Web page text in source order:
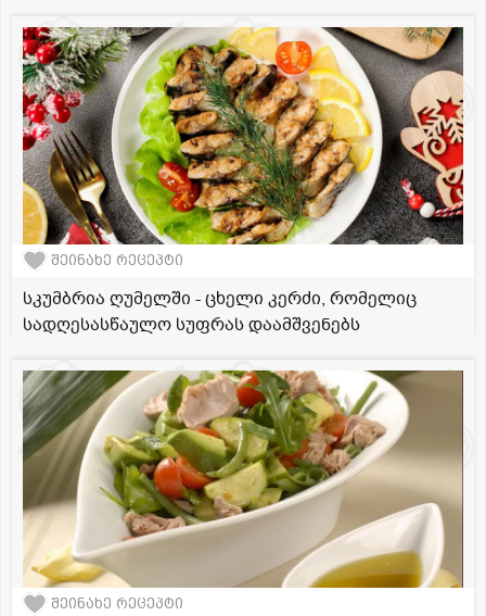
შეინახე რეცეპტი
სკუმბრია ღუმელში - ცხელი კერძი, რომელიც
სადღესასწაულო სუფრას დაამშვენებს
შეინახე რეცეპტი